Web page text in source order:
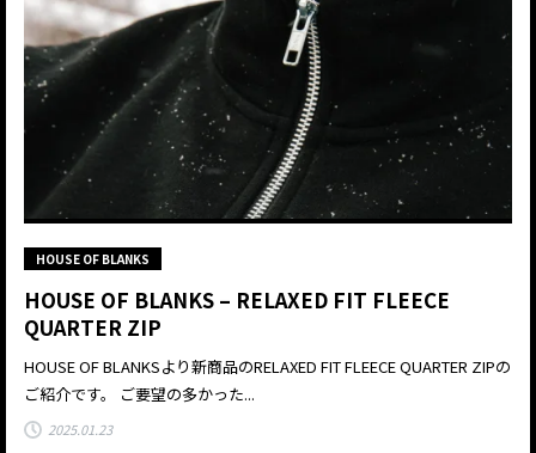
HOUSE OF BLANKS
HOUSE OF BLANKS – RELAXED FIT FLEECE
QUARTER ZIP
HOUSE OF BLANKSより新商品のRELAXED FIT FLEECE QUARTER ZIPの
ご紹介です。 ご要望の多かった...
2025.01.23